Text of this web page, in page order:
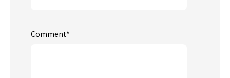
Comment*